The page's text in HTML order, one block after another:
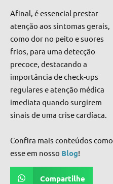
Afinal, é essencial prestar
atenção aos sintomas gerais,
como dor no peito e suores
frios, para uma detecção
precoce, destacando a
importância de check-ups
regulares e atenção médica
imediata quando surgirem
sinais de uma crise cardíaca.
Confira mais conteúdos como
esse em nosso Blog!
Compartilhe